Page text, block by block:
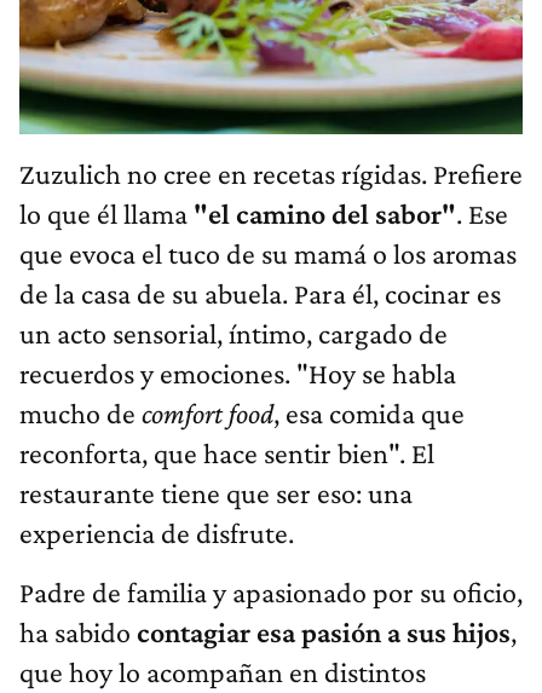
Zuzulich no cree en recetas rígidas. Prefiere
lo que él llama "el camino del sabor". Ese
que evoca el tuco de su mamá o los aromas
de la casa de su abuela. Para él, cocinar es
un acto sensorial, íntimo, cargado de
recuerdos y emociones. "Hoy se habla
mucho de comfort food, esa comida que
reconforta, que hace sentir bien". El
restaurante tiene que ser eso: una
experiencia de disfrute.
Padre de familia y apasionado por su oficio,
ha sabido contagiar esa pasión a sus hijos,
que hoy lo acompañan en distintos